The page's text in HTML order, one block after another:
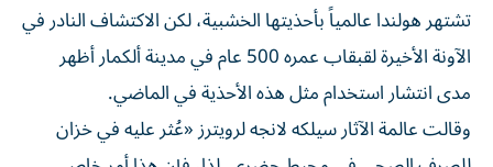
تشتهر هولندا عالمياً بأحذيتها الخشبية، لكن الاكتشاف النادر في
الآونة الأخيرة لقبقاب عمره 500 عام في مدينة ألكمار أظهر
مدى انتشار استخدام مثل هذه الأحذية في الماضي.
وقالت عالمة الآثار سيلكه لانجه لرويترز «عُثر عليه في خزان